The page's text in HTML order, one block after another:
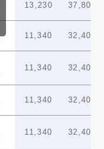
13,230 37,800
11,340 32,400
11,340 32,400
11,340 32,400
11,340 32,400